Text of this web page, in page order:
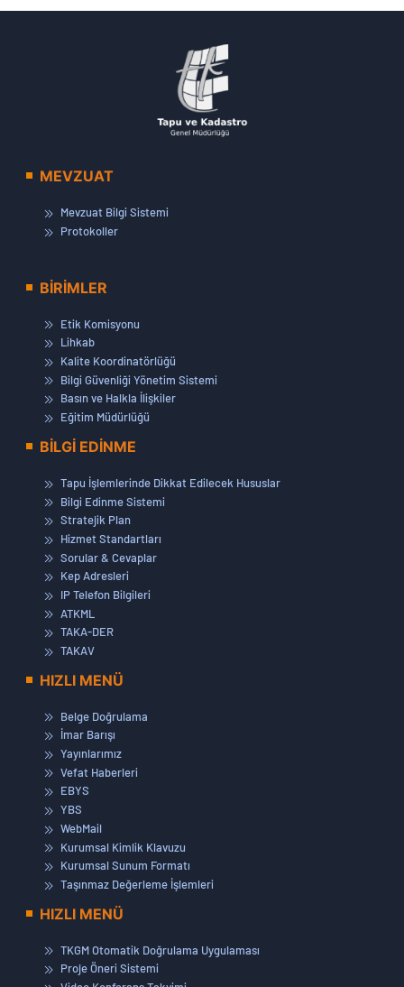
MEVZUAT
Mevzuat Bilgi Sistemi
Protokoller
BİRİMLER
Etik Komisyonu
Lihkab
Kalite Koordinatörlüğü
Bilgi Güvenliği Yönetim Sistemi
Basın ve Halkla İlişkiler
Eğitim Müdürlüğü
BİLGİ EDİNME
Tapu İşlemlerinde Dikkat Edilecek Hususlar
Bilgi Edinme Sistemi
Stratejik Plan
Hizmet Standartları
Sorular & Cevaplar
Kep Adresleri
IP Telefon Bilgileri
ATKML
TAKA-DER
TAKAV
HIZLI MENÜ
Belge Doğrulama
İmar Barışı
Yayınlarımız
Vefat Haberleri
EBYS
YBS
WebMail
Kurumsal Kimlik Klavuzu
Kurumsal Sunum Formatı
Taşınmaz Değerleme İşlemleri
HIZLI MENÜ
TKGM Otomatik Doğrulama Uygulaması
Proje Öneri Sistemi